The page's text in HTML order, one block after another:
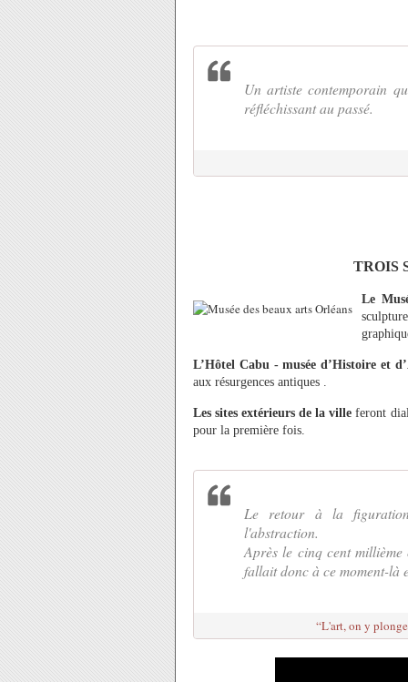
Un artiste contemporain
réfléchissant au passé.
TROIS
Le
L’Hôtel Cabu - musée d’Histoire et
aux résurgences antiques .
Les sites extérieurs de la villeferont
pour la première fois.
Le retour à la
l'abstraction.
Après le cinq cent
fallait donc à ce moment-
“L'art, on y